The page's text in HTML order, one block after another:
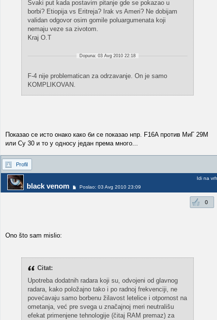
Svaki put kada postavim pitanje gde se pokazao u
borbi? Etiopija vs Eritreja? Irak vs Ameri? Ne dobijam
validan odgovor osim gomile poluargumenata koji
nemaju veze sa zivotom.
Kraj O.T
Dopuna: 03 Avg 2010 22:18
F-4 nije problematican za odrzavanje. On je samo
KOMPLIKOVAN.
Показао се исто онако како би се показао нпр. F16A против МиГ 29М
или Су 30 и то у односу један према много...
Profil
black venom Poslao: 03 Avg 2010 23:09
Idi na vrh
0
Ono što sam mislio:
Citat:
Upotreba dodatnih radara koji su, odvojeni od glavnog
radara, kako položajno tako i po radnoj frekvenciji, ne
povećavaju samo borbenu žilavost letelice i otpornost na
ometanja, već pre svega u značajnoj meri neutrališu
efekat primenjene tehnologije (čitaj RAM premaz) za